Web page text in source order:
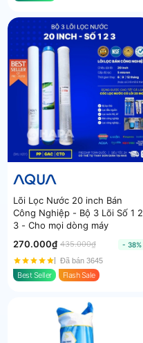
Lõi Lọc Nước 20 inch Bán
Công Nghiệp - Bộ 3 Lõi Số 1 2
3 - Cho mọi dòng máy
270.000₫ 435.000₫
- 38%
Đã bán 3645
Best Seller Flash Sale